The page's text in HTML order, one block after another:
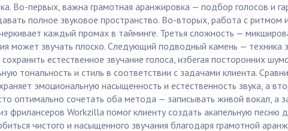
Во-первых, важна грамотная аранжировка — подбор голосов и
полное звуковое пространство. Во-вторых, работа с
каждый промах в тайминге. Третья сложность —
может звучать плоско. Следующий подводный камень — техника
естественное звучание голоса, избегая посторонних
тональность и стиль в соответствии с задачами клиента.
эмоциональную насыщенность и естественность звука, а
оптимально сочетать оба метода — записывать живой вокал, а
Workzilla помог клиенту создать акапельную песню
чистого и насыщенного звучания благодаря грамотной